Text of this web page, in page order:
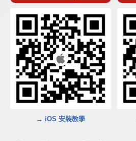
→ iOS 安裝教學